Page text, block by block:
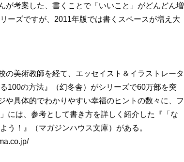
が考案した、書くことで「いいこと」がどんどん増
ーズですが、2011年版では書くスペースが増え大
美術教師を経て、エッセイスト＆イラストレータ
100の方法』（幻冬舎）がシリーズで60万部を突
具体的でわかりやすい幸福のヒントの数々に、フ
には、参考として書き方を詳しく紹介した『「な
う！』（マガジンハウス文庫）がある。